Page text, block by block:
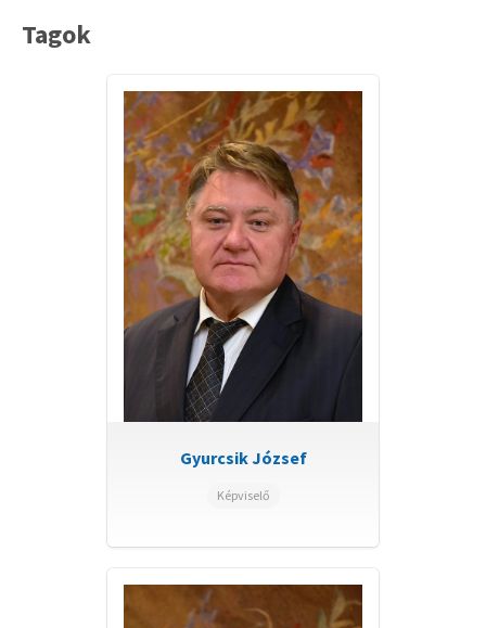
Tagok
Gyurcsik József
Képviselő